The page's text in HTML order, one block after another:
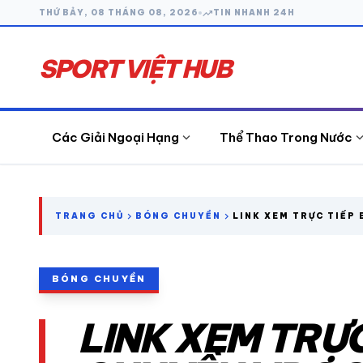
THỨ BẢY, 08 THÁNG 08, 2026 trending_upTIN NHANH 24H
SPORT VIỆT HUB
Các Giải Ngoại Hạng expand_more Thể Thao Trong Nước expand_more
THỂ THAO
TRANG CHỦ chevron_right BÓNG CHUYỀN chevron_right LINK XEM TRỰC TIẾP
BÓNG CHUYỀN
LINK XEM